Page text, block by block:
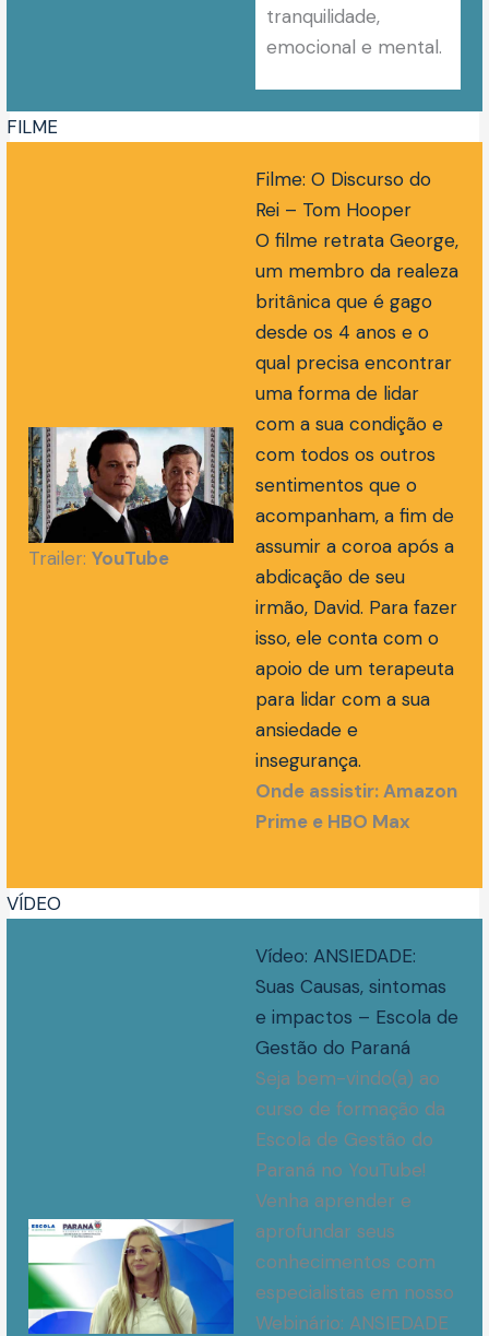
tranquilidade,
emocional e mental.
FILME
Trailer:YouTube
Filme: O Discurso do
Rei – Tom Hooper
O filme retrata George,
um membro da realeza
britânica que é gago
desde os 4 anos e o
qual precisa encontrar
uma forma de lidar
com a sua condição e
com todos os outros
sentimentos que o
acompanham, a fim de
assumir a coroa após a
abdicação de seu
irmão, David. Para fazer
isso, ele conta com o
apoio de um terapeuta
para lidar com a sua
ansiedade e
insegurança.
Onde assistir: Amazon
Prime e HBO Max
VÍDEO
Vídeo: ANSIEDADE:
Suas Causas, sintomas
e impactos – Escola de
Gestão do Paraná
Seja bem-vindo(a) ao
curso de formação da
Escola de Gestão do
Paraná no YouTube!
Venha aprender e
aprofundar seus
conhecimentos com
especialistas em nosso
Webinário: ANSIEDADE